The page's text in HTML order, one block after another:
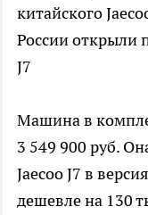
китайского
России открыли
J7
Машина в
3 549 900 руб.
Jaecoo J7 в
дешевле на 130